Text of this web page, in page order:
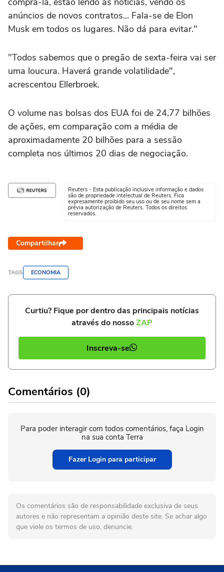
anúncios de novos contratos... Fala-se de Elon
Musk em todos os lugares. Não dá para evitar."
"Todos sabemos que o pregão de sexta-feira vai ser
uma loucura. Haverá grande volatilidade",
acrescentou Ellerbroek.
O volume nas bolsas dos EUA foi de 24,77 bilhões
de ações, em comparação com a média de
aproximadamente 20 bilhões para a sessão
completa nos últimos 20 dias de negociação.
Reuters - Esta publicação inclusive informação e dados
são de propriedade intelectual de Reuters. Fica
expresamente proibido seu uso ou de seu nome sem a
prévia autorização de Reuters. Todos os direitos
reservados.
Compartilhar
TAGS ECONOMIA
Curtiu? Fique por dentro das principais notícias
através do nossoZAP
Inscreva-se
Comentários (0)
Para poder interagir com todos comentários, faça Login
na sua conta Terra
Fazer Login para participar
Os comentários são de responsabilidade exclusiva de seus
autores e não representam a opinião deste site. Se achar algo
que viole os termos de uso, denuncie.